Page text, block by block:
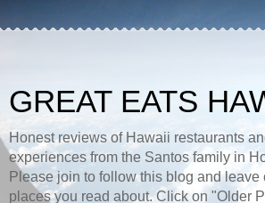
GREAT EATS
Honest reviews of Hawaii restaurants
experiences from the Santos family in
Please join to follow this blog and leave
places you read about. Click on "Older